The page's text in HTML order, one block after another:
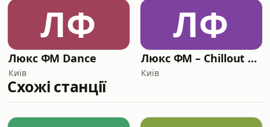
ЛФ
Люкс ФМ Dance
Київ
ЛФ
Люкс ФМ – Chillout FM
Київ
Схожі станції